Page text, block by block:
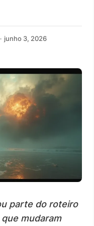
junho 3, 2026
parte do roteiro
mudaram